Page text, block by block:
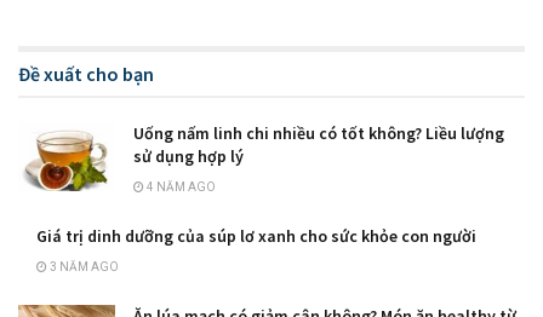
Đề xuất cho bạn
Uống nấm linh chi nhiều có tốt không? Liều lượng
sử dụng hợp lý
4 NĂM AGO
Giá trị dinh dưỡng của súp lơ xanh cho sức khỏe con người
3 NĂM AGO